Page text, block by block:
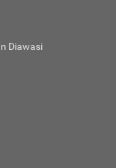
Diawasi